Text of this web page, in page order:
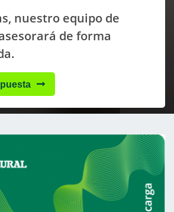
nuestro equipo de
de forma